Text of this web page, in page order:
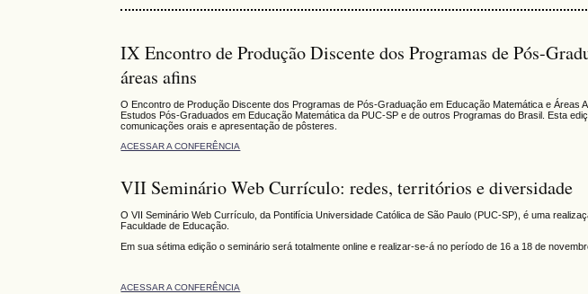
IX Encontro de Produção Discente dos Programas de Pós-
áreas afins
O Encontro de Produção Discente dos Programas de Pós-Graduação em Educação Matemática e Áreas
Estudos Pós-Graduados em Educação Matemática da PUC-SP e de outros Programas do Brasil. Esta
comunicações orais e apresentação de pôsteres.
ACESSAR A CONFERÊNCIA
VII Seminário Web Currículo: redes, territórios e diversidade
O VII Seminário Web Currículo, da Pontifícia Universidade Católica de São Paulo (PUC-SP), é uma
Faculdade de Educação.
Em sua sétima edição o seminário será totalmente online e realizar-se-á no período de 16 a 18 de
ACESSAR A CONFERÊNCIA